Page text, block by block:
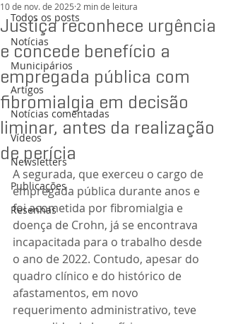
Todos os posts
Notícias
Municipários
Artigos
Notícias comentadas
Vídeos
Newsletters
Publicações
Resenhas
Justiça reconhece urgência
e concede benefício a
empregada pública com
fibromialgia em decisão
liminar, antes da realização
de perícia
10 de nov. de 2025 2 min de leitura
A segurada, que exerceu o cargo de
empregada pública durante anos e
foi acometida por fibromialgia e
doença de Crohn, já se encontrava
incapacitada para o trabalho desde
o ano de 2022. Contudo, apesar do
quadro clínico e do histórico de
afastamentos, em novo
requerimento administrativo, teve